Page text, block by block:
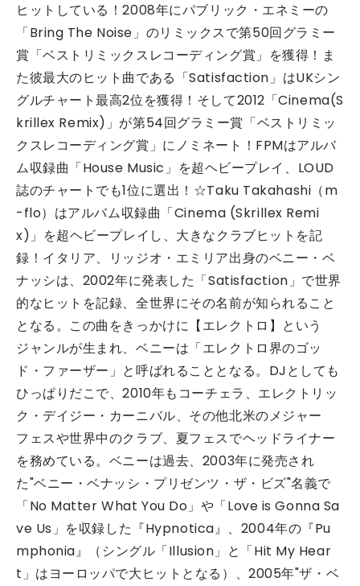
ヒットしている！2008年にパブリック・エネミーの
「Bring The Noise」のリミックスで第50回グラミー
賞「ベストリミックスレコーディング賞」を獲得！ま
た彼最大のヒット曲である「Satisfaction」はUKシン
グルチャート最高2位を獲得！そして2012「Cinema(S
krillex Remix)」が第54回グラミー賞「ベストリミッ
クスレコーディング賞」にノミネート！FPMはアルバ
ム収録曲「House Music」を超ヘビープレイ、LOUD
誌のチャートでも1位に選出！☆Taku Takahashi（m
-flo）はアルバム収録曲「Cinema (Skrillex Remi
x)」を超ヘビープレイし、大きなクラブヒットを記
録！イタリア、リッジオ・エミリア出身のベニー・ベ
ナッシは、2002年に発表した「Satisfaction」で世界
的なヒットを記録、全世界にその名前が知られること
となる。この曲をきっかけに【エレクトロ】という
ジャンルが生まれ、ベニーは「エレクトロ界のゴッ
ド・ファーザー」と呼ばれることとなる。DJとしても
ひっぱりだこで、2010年もコーチェラ、エレクトリッ
ク・デイジー・カーニバル、その他北米のメジャー
フェスや世界中のクラブ、夏フェスでヘッドライナー
を務めている。ベニーは過去、2003年に発売され
た"ベニー・ベナッシ・プリゼンツ・ザ・ビズ"名義で
「No Matter What You Do」や「Love is Gonna Sa
ve Us」を収録した『Hypnotica』、2004年の『Pu
mphonia』（シングル「Illusion」と「Hit My Hear
t」はヨーロッパで大ヒットとなる）、2005年"ザ・ベ